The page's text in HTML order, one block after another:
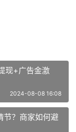
现+广告金激
2024-08-08 16:08
节？商家如何避